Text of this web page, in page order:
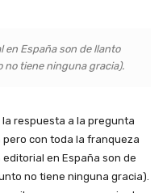
España son de llanto
no tiene ninguna gracia).
respuesta a la pregunta
con toda la franqueza
en España son de
no tiene ninguna gracia).